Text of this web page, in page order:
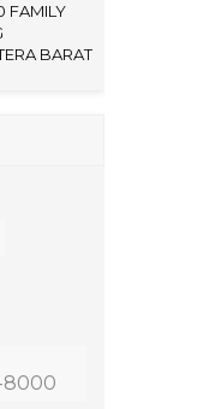
FAMILY
BARAT
8000